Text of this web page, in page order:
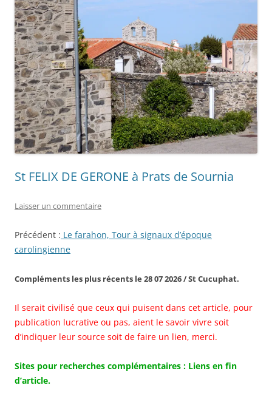
St FELIX DE GERONE à Prats de Sournia
Laisser un commentaire
Précédent : Le farahon, Tour à signaux d’époque
carolingienne
Compléments les plus récents le 28 07 2026 / St Cucuphat.
Il serait civilisé que ceux qui puisent dans cet article, pour
publication lucrative ou pas, aient le savoir vivre soit
d’indiquer leur source soit de faire un lien, merci.
Sites pour recherches complémentaires : Liens en fin
d’article.